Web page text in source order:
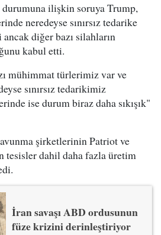
ilişkin soruya Trump,
neredeyse sınırsız tedarike
diğer bazı silahların
kabul etti.
mühimmat türlerimiz var ve
sınırsız tedarikimiz
ise durum biraz daha sıkışık"
şirketlerinin Patriot ve
tesisler dahil daha fazla üretim
İran savaşı ABD ordusunun
füze krizini derinleştiriyor